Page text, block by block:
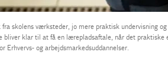
skolens værksteder, jo mere praktisk undervisning
bliver klar til at få en lærepladsaftale, når det praktiske
Erhvervs- og arbejdsmarkedsuddannelser.